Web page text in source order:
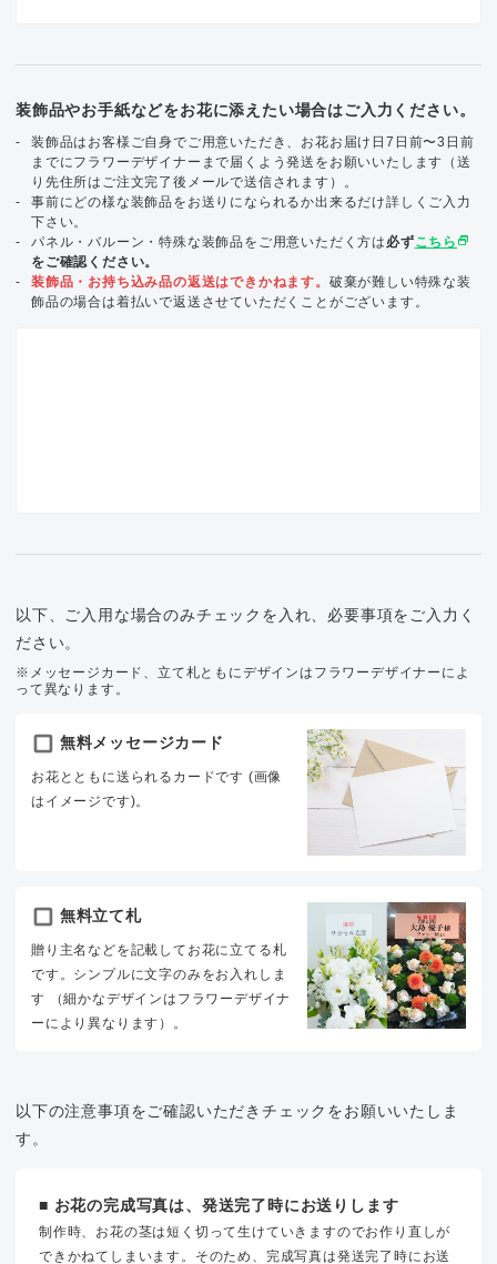
装飾品やお手紙などをお花に添えたい場合はご入力ください。
装飾品はお客様ご自身でご用意いただき、お花お届け日7日前〜3日前
までにフラワーデザイナーまで届くよう発送をお願いいたします（送
り先住所はご注文完了後メールで送信されます）。
事前にどの様な装飾品をお送りになられるか出来るだけ詳しくご入力
下さい。
パネル・バルーン・特殊な装飾品をご用意いただく方は 必ずこちら select_window
をご確認ください。
装飾品・お持ち込み品の返送はできかねます。 破棄が難しい特殊な装
飾品の場合は着払いで返送させていただくことがございます。
以下、ご入用な場合のみチェックを入れ、必要事項をご入力く
ださい。
※メッセージカード、立て札ともにデザインはフラワーデザイナーによ
って異なります。
無料メッセージカード
お花とともに送られるカードです (画像
はイメージです)。
無料立て札
贈り主名などを記載してお花に立てる札
です。シンプルに文字のみをお入れしま
す （細かなデザインはフラワーデザイナ
ーにより異なります）。
以下の注意事項をご確認いただきチェックをお願いいたしま
す。
■ お花の完成写真は、発送完了時にお送りします
制作時、お花の茎は短く切って生けていきますのでお作り直しが
できかねてしまいます。そのため、完成写真は発送完了時にお送